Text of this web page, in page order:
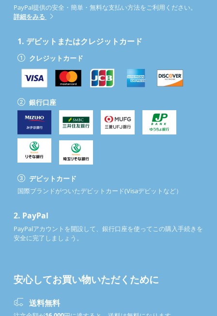
PayPal提供の安全・簡単・無料な支払い方法をご利用ください。
詳細をみる
1. デビットまたはクレジットカード
クレジットカード
銀行口座
デビットカード
国際ブランドがついたデビットカード(Visaデビットなど）
2. PayPal
PayPalアカウントを開設して、銀行口座を使ってこの購入手続きを
安全に完了しましょう。
安心してお買い物いただくために
送料無料